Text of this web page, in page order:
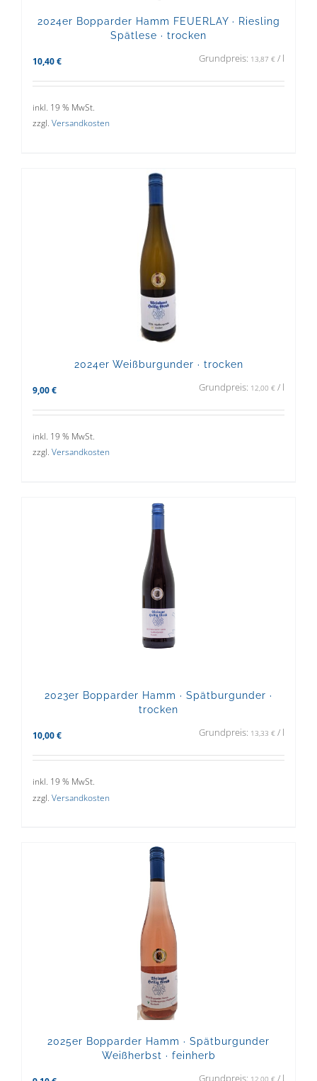
2024er Bopparder Hamm FEUERLAY · Riesling
Spätlese · trocken
10,40 € Grundpreis: 13,87 € / l
inkl. 19 % MwSt.
zzgl. Versandkosten
2024er Weißburgunder · trocken
9,00 € Grundpreis: 12,00 € / l
inkl. 19 % MwSt.
zzgl. Versandkosten
2023er Bopparder Hamm · Spätburgunder ·
trocken
10,00 € Grundpreis: 13,33 € / l
inkl. 19 % MwSt.
zzgl. Versandkosten
2025er Bopparder Hamm · Spätburgunder
Weißherbst · feinherb
Grundpreis: 12,00 € / l